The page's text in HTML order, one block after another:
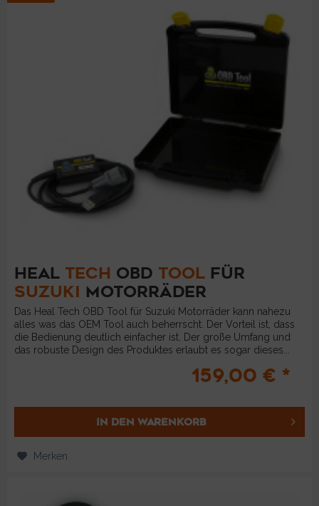
HEAL TECH OBD TOOL FÜR
SUZUKI MOTORRÄDER
Das Heal Tech OBD Tool für Suzuki Motorräder kann nahezu
alles was das OEM Tool auch beherrscht. Der Vorteil ist, dass
die Bedienung deutlich einfacher ist. Der große Umfang und
das robuste Design des Produktes erlaubt es sogar dieses...
159,00 € *
IN DEN WARENKORB
Merken